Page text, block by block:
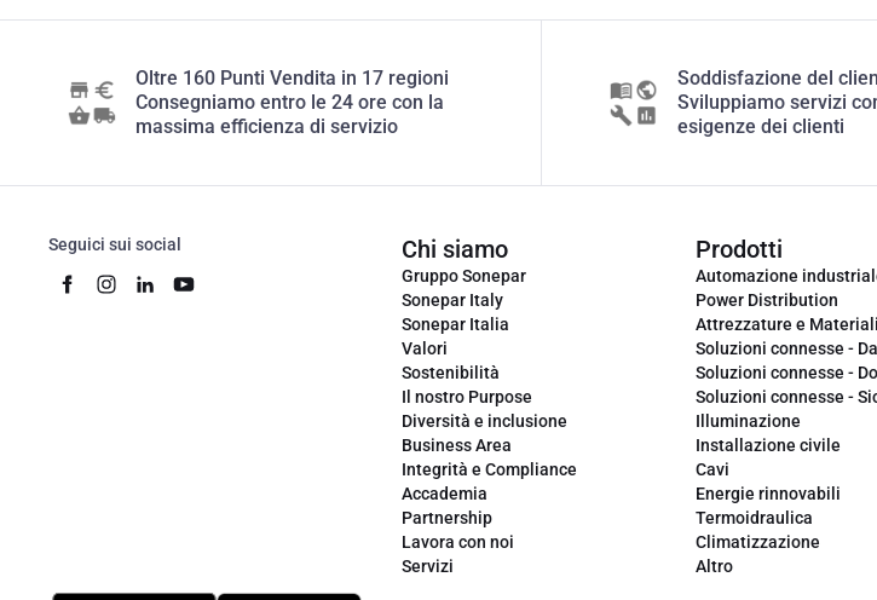
Oltre 160 Punti Vendita in 17 regioni
Consegniamo entro le 24 ore con la
massima efficienza di servizio
Soddisfazione del
Sviluppiamo servizi
esigenze dei clienti
Seguici sui social Chi siamo
Gruppo Sonepar
Sonepar Italy
Sonepar Italia
Valori
Sostenibilità
Il nostro Purpose
Diversità e inclusione
Business Area
Integrità e Compliance
Accademia
Partnership
Lavora con noi
Servizi
Prodotti
Automazione
Power Distribution
Attrezzature e
Soluzioni connesse -
Soluzioni connesse -
Soluzioni connesse -
Illuminazione
Installazione civile
Cavi
Energie rinnovabili
Termoidraulica
Climatizzazione
Altro